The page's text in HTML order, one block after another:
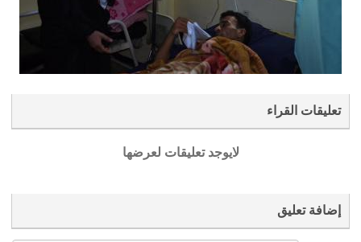
تعليقات القراء
لايوجد تعليقات لعرضها
إضافة تعليق